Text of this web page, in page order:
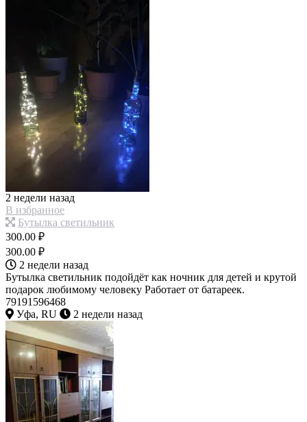
2 недели назад
В избранное
Бутылка светильник
300.00 ₽
300.00 ₽
2 недели назад
Бутылка светильник подойдёт как ночник для детей и крутой
подарок любимому человеку Работает от батареек.
79191596468
Уфа, RU
2 недели назад